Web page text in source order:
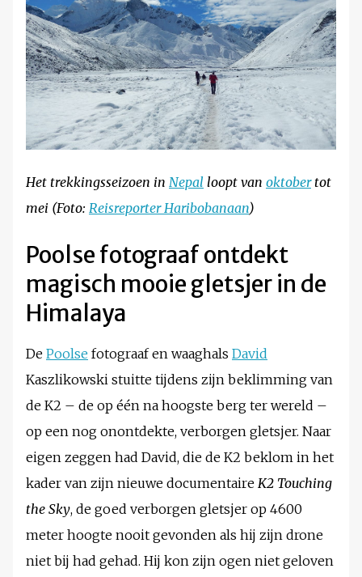
Het trekkingsseizoen in Nepal loopt van oktobertot
mei (Foto: Reisreporter Haribobanaan)
Poolse fotograaf ontdekt
magisch mooie gletsjer in de
Himalaya
De Poolse fotograaf en waaghals David
Kaszlikowski stuitte tijdens zijn beklimming van
de K2 – de op één na hoogste berg ter wereld –
op een nog onontdekte, verborgen gletsjer. Naar
eigen zeggen had David, die de K2 beklom in het
kader van zijn nieuwe documentaire K2 Touching
the Sky, de goed verborgen gletsjer op 4600
meter hoogte nooit gevonden als hij zijn drone
niet bij had gehad. Hij kon zijn ogen niet geloven